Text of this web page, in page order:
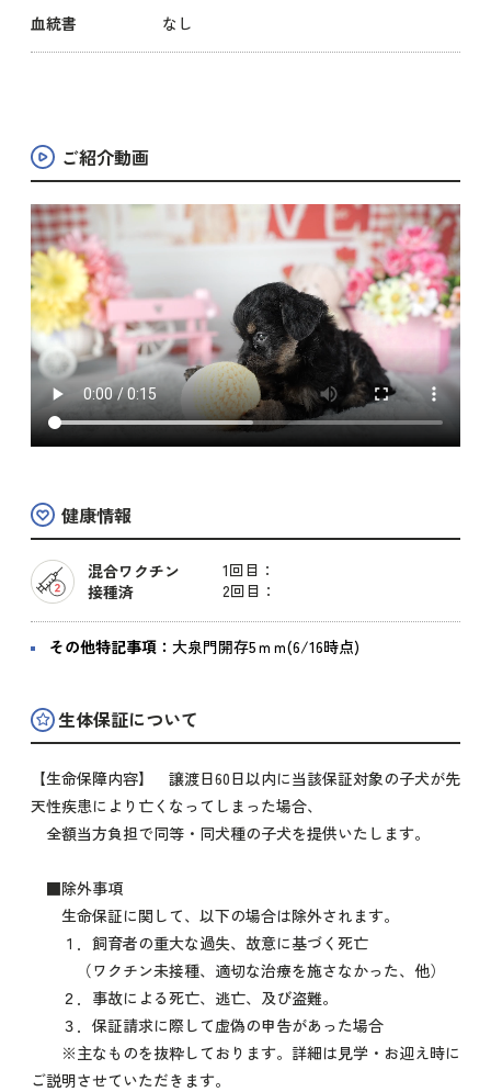
血統書 なし
ご紹介動画
健康情報
混合ワクチン
接種済
1回目：
2回目：
その他特記事項： 大泉門開存5ｍｍ(6/16時点)
生体保証について
【生命保障内容】 譲渡日60日以内に当該保証対象の子犬が先
天性疾患により亡くなってしまった場合、
全額当方負担で同等・同犬種の子犬を提供いたします。
■除外事項
生命保証に関して、以下の場合は除外されます。
１．飼育者の重大な過失、故意に基づく死亡
（ワクチン未接種、適切な治療を施さなかった、他）
２．事故による死亡、逃亡、及び盗難。
３．保証請求に際して虚偽の申告があった場合
※主なものを抜粋しております。詳細は見学・お迎え時に
ご説明させていただきます。